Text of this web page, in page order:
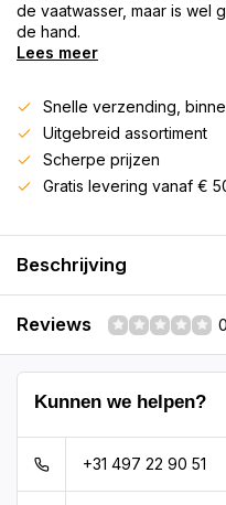
de vaatwasser, maar is wel
de hand.
Lees meer
Snelle verzending,
Uitgebreid assortiment
Scherpe prijzen
Gratis levering vanaf €
Beschrijving
Reviews
Kunnen we helpen?
+31 497 22 90 51